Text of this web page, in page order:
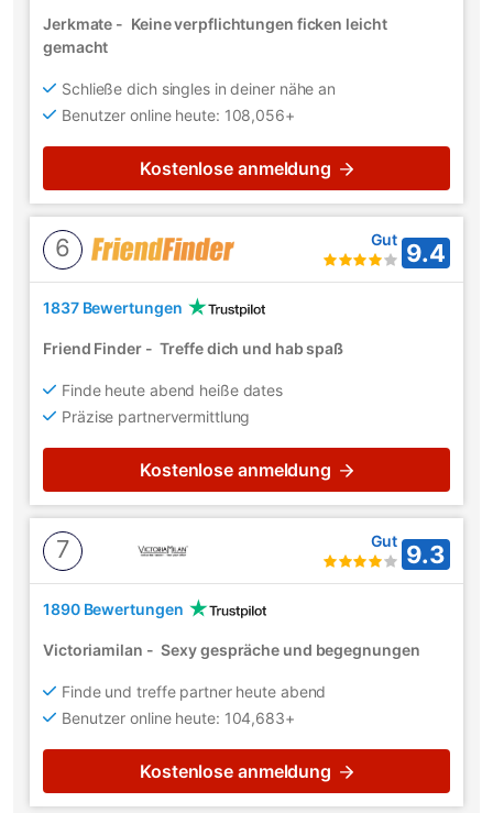
Jerkmate - Keine verpflichtungen ficken leicht
gemacht
Schließe dich singles in deiner nähe an
Benutzer online heute: 108,056+
Kostenlose anmeldung
6
1837 Bewertungen
Friend Finder - Treffe dich und hab spaß
Finde heute abend heiße dates
Präzise partnervermittlung
Gut 9.4
Kostenlose anmeldung
7
1890 Bewertungen
Victoriamilan - Sexy gespräche und begegnungen
Finde und treffe partner heute abend
Benutzer online heute: 104,683+
Gut 9.3
Kostenlose anmeldung